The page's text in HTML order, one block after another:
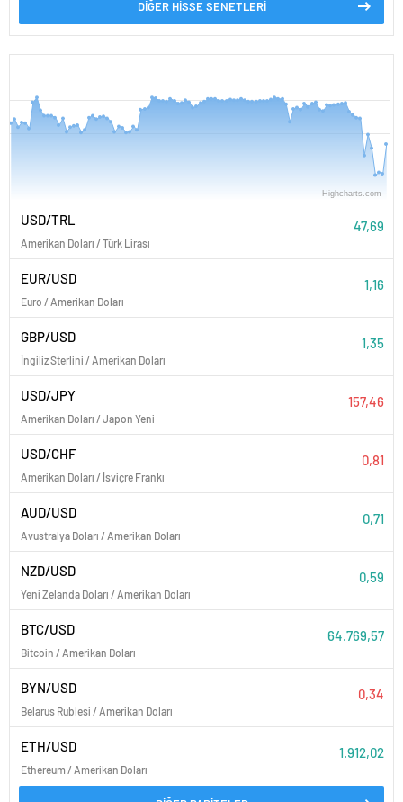
DİĞER HİSSE SENETLERİ
7. Ağustos
Highcharts.com
USD/TRL
Amerikan Doları / Türk Lirası
47,69
EUR/USD
Euro / Amerikan Doları
1,16
GBP/USD
İngiliz Sterlini / Amerikan Doları
1,35
USD/JPY
Amerikan Doları / Japon Yeni
157,46
USD/CHF
Amerikan Doları / İsviçre Frankı
0,81
AUD/USD
Avustralya Doları / Amerikan Doları
0,71
NZD/USD
Yeni Zelanda Doları / Amerikan Doları
0,59
BTC/USD
Bitcoin / Amerikan Doları
64.769,57
BYN/USD
Belarus Rublesi / Amerikan Doları
0,34
ETH/USD
Ethereum / Amerikan Doları
1.912,02